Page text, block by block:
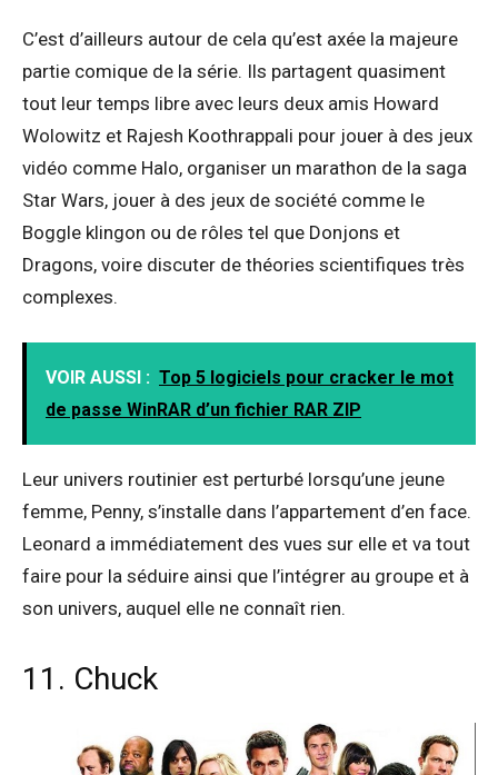
C’est d’ailleurs autour de cela qu’est axée la majeure
partie comique de la série. Ils partagent quasiment
tout leur temps libre avec leurs deux amis Howard
Wolowitz et Rajesh Koothrappali pour jouer à des jeux
vidéo comme Halo, organiser un marathon de la saga
Star Wars, jouer à des jeux de société comme le
Boggle klingon ou de rôles tel que Donjons et
Dragons, voire discuter de théories scientifiques très
complexes.
VOIR AUSSI : Top 5 logiciels pour cracker le mot
de passe WinRAR d’un fichier RAR ZIP
Leur univers routinier est perturbé lorsqu’une jeune
femme, Penny, s’installe dans l’appartement d’en face.
Leonard a immédiatement des vues sur elle et va tout
faire pour la séduire ainsi que l’intégrer au groupe et à
son univers, auquel elle ne connaît rien.
11. Chuck